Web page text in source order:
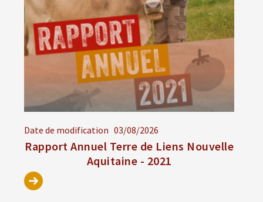
Date de modification 03/08/2026
Rapport Annuel Terre de Liens Nouvelle
Aquitaine - 2021